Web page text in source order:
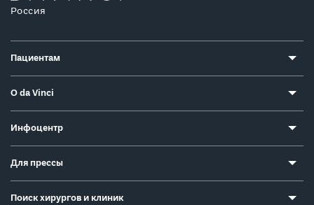
Россия
Пациентам
О da Vinci
Инфоцентр
Для прессы
Поиск хирургов и клиник